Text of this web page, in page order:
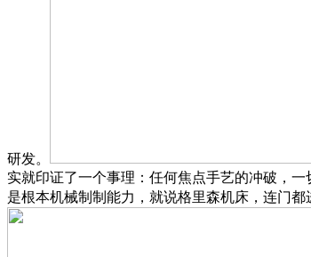
研发。
实就印证了一个事理：任何焦点手艺的冲破，
是根本机械制制能力，就说格里森机床，连门